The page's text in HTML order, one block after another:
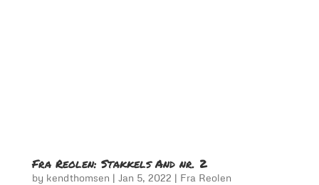
Fra Reolen: Stakkels And nr. 2
by kendthomsen | Jan 5, 2022 | Fra Reolen